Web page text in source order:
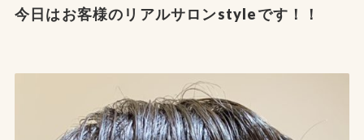
今日はお客様のリアルサロンstyleです！！